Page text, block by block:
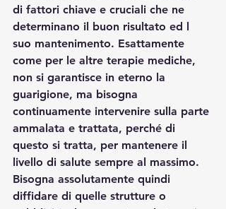
di fattori chiave e cruciali che ne
determinano il buon risultato ed l
suo mantenimento. Esattamente
come per le altre terapie mediche,
non si garantisce in eterno la
guarigione, ma bisogna
continuamente intervenire sulla parte
ammalata e trattata, perché di
questo si tratta, per mantenere il
livello di salute sempre al massimo.
Bisogna assolutamente quindi
diffidare di quelle strutture o